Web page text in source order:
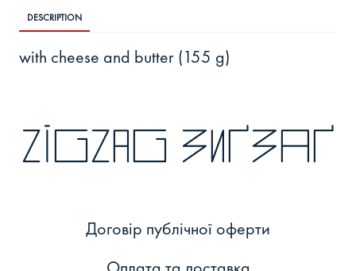
DESCRIPTION
with cheese and butter (155 g)
zigzag зиґзаґ
Договір публічної оферти